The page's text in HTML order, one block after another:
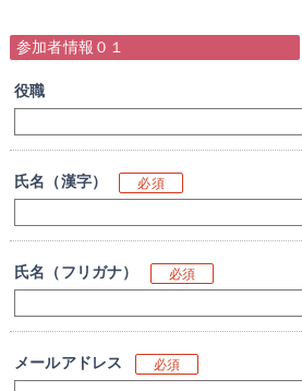
参加者情報０１
役職
氏名（漢字） 必須
氏名（フリガナ） 必須
メールアドレス 必須